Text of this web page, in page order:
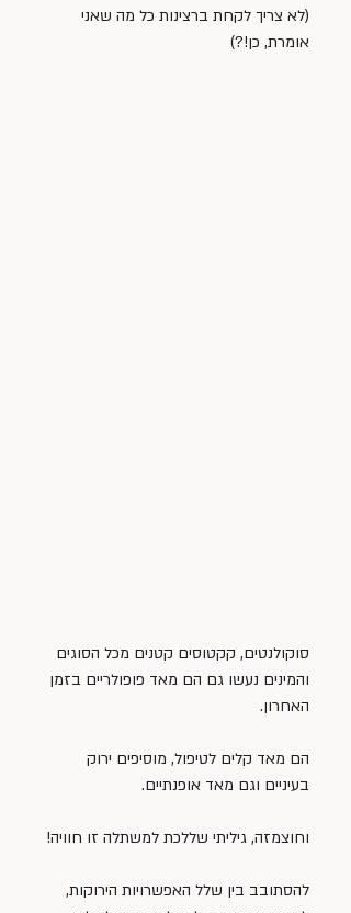
(לא צריך לקחת ברצינות כל מה שאני
אומרת, כן!?)
סוקולנטים, קקטוסים קטנים מכל הסוגים
והמינים נעשו גם הם מאד פופולריים בזמן
האחרון.
הם מאד קלים לטיפול, מוסיפים ירוק
בעיניים וגם מאד אופנתיים.
וחוצמזה, גיליתי שללכת למשתלה זו חוויה!
להסתובב בין שלל האפשרויות הירוקות,